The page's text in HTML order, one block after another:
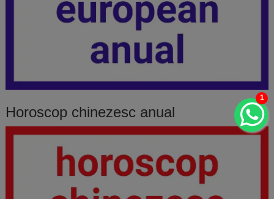
Horoscop chinezesc anual
1